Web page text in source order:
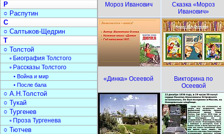
Мороз Иванович
Сказка «Мороз
Иванович»
«Динка» Осеевой
Викторина по
Осеевой
Р
○ Распутин
С
○ Салтыков-Щедрин
Т
○ Толстой
▫ Биография Толстого
▫ Рассказы Толстого
• Война и мир
• После бала
○ А.Н.Толстой
○ Тукай
○ Тургенев
▫ Проза Тургенева
○ Тютчев